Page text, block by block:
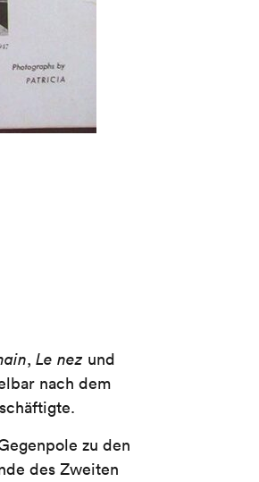
, Le nez und
nach dem
zu den
des Zweiten